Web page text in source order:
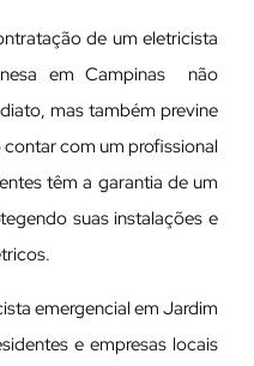
de um eletricista
em Campinas não
mas também previne
com um profissional
têm a garantia de um
suas instalações e
emergencial em Jardim
e empresas locais